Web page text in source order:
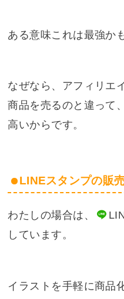
ある意味これは最強か
なぜなら、アフィリエ
商品を売るのと違って
高いからです。
LINEスタンプの販
わたしの場合は、
しています。
イラストを手軽に商品